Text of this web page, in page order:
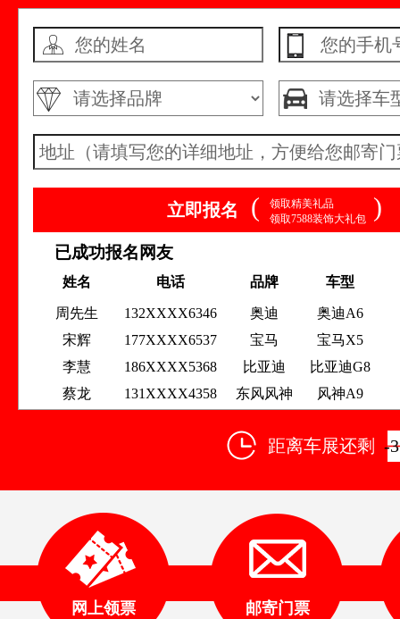
立即报名 (
领取精美礼品
领取7588装饰大礼包
)
已成功报名网友
姓名 电话 品牌 车型
周先生 132XXXX6346 奥迪
奥迪A6
宋辉
177XXXX6537 宝马
宝马X5
李慧
186XXXX5368 比亚迪
比亚迪G8
蔡龙
131XXXX4358 东风风神
风神A9
黄大宝
132XXXX7877 奥迪
奥迪A4
赵倩
176XXXX4488 宝马
宝马X5
广汽本田
雅阁
欧阳娜
147XXXX8846 上汽大众
途观
左青
188XXXX7612 宝马
吴卫
132XXXX4432 众泰
众泰T600
李琴
131XXXX8792 东风风神
距离车展还剩 -
网上领票 邮寄门票